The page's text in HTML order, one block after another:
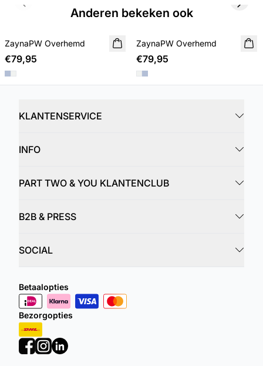
Anderen bekeken ook
NIEUWE
ZaynaPW Overhemd
€79,95
NIEUWE
ZaynaPW Overhemd
€79,95
Previous slide Next
KLANTENSERVICE
INFO
PART TWO & YOU KLANTENCLUB
B2B & PRESS
SOCIAL
Betaalopties
Bezorgopties